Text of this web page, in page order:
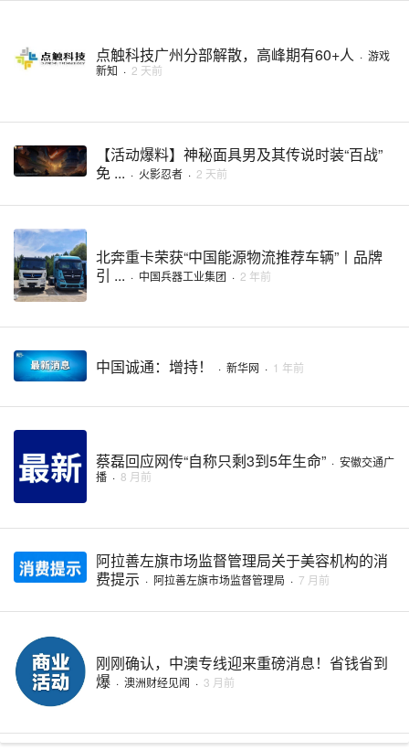
点触科技广州分部解散，高峰期有60+人 · 游戏
新知 · 2 天前
【活动爆料】神秘面具男及其传说时装“百战”
免 ... · 火影忍者 · 2 天前
北奔重卡荣获“中国能源物流推荐车辆”丨品牌
引 ... · 中国兵器工业集团 · 2 年前
中国诚通：增持！ · 新华网 · 1 年前
蔡磊回应网传“自称只剩3到5年生命” · 安徽交通广
播 · 8 月前
阿拉善左旗市场监督管理局关于美容机构的消
费提示 · 阿拉善左旗市场监督管理局 · 7 月前
刚刚确认，中澳专线迎来重磅消息！省钱省到
爆 · 澳洲财经见闻 · 3 月前